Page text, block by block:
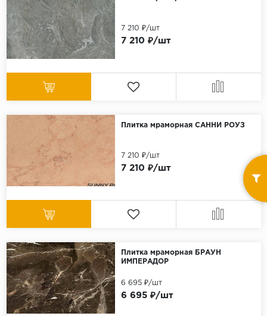
7 210 ₽/шт
7 210 ₽/шт
Плитка мраморная САННИ РОУЗ
7 210 ₽/шт
7 210 ₽/шт
Плитка мраморная БРАУН
ИМПЕРАДОР
6 695 ₽/шт
6 695 ₽/шт